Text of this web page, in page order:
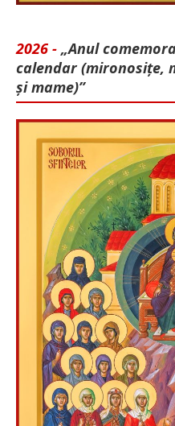
2026 - „Anul
calendar (mironosițe,
și mame)”